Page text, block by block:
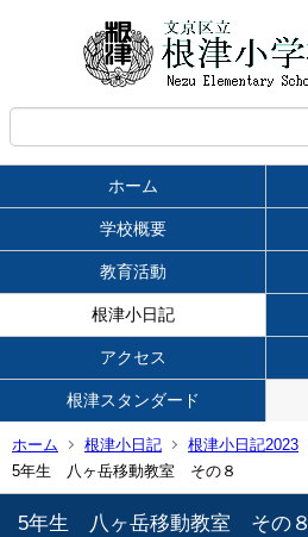
ホーム
学校概要
教育活動
根津小日記
アクセス
根津スタンダード
ホーム 根津小日記
根津小日記2023
5年生 八ヶ岳移動教室 その８
5年生 八ヶ岳移動教室 その８